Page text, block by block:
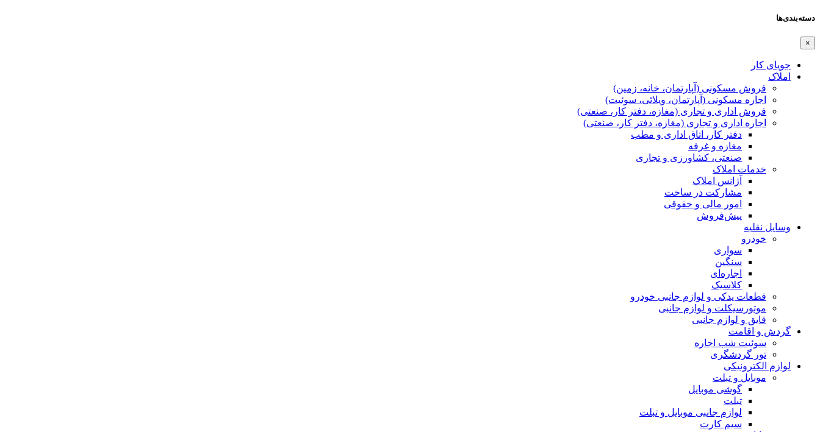
دسته‌بندی‌ها
×
جویای کار
املاک
فروش مسکونی (آپارتمان، خانه، زمین)
اجاره مسکونی (آپارتمان، ویلائی، سوئیت)
فروش اداری و تجاری (مغازه، دفتر کار، صنعتی)
اجاره اداری و تجاری (مغازه، دفتر کار، صنعتی)
دفتر کار، اتاق اداری و مطب
مغازه و غرفه
صنعتی،‌ کشاورزی و تجاری
خدمات املاک
آژانس املاک
مشارکت در ساخت
امور مالی و حقوقی
پیش‌فروش
وسایل نقلیه
خودرو
سواری
سنگین
اجاره‌ای
کلاسیک
قطعات یدکی و لوازم جانبی خودرو
موتورسیکلت و لوازم جانبی
قایق و لوازم جانبی
گردش و اقامت
سوئیت شب اجاره
تور گردشگری
لوازم الکترونیکی
موبایل و تبلت
گوشی موبایل
تبلت
لوازم جانبی موبایل و تبلت
سیم کارت